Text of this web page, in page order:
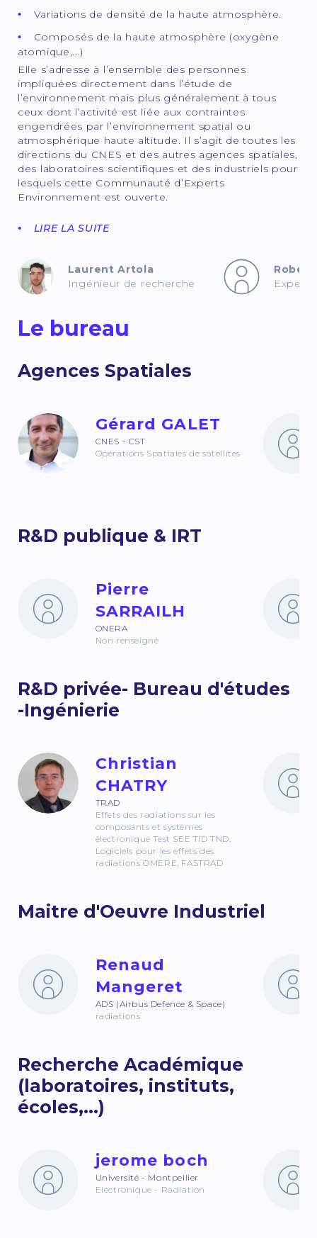
Variations de densité de la haute atmosphère.
Composés de la haute atmosphère (oxygène
atomique,...)
Elle s’adresse à l’ensemble des personnes
impliquées directement dans l’étude de
l’environnement mais plus généralement à tous
ceux dont l’activité est liée aux contraintes
engendrées par l’environnement spatial ou
atmosphérique haute altitude. Il s’agit de toutes les
directions du CNES et des autres agences spatiales,
des laboratoires scientifiques et des industriels pour
lesquels cette Communauté d’Experts
Environnement est ouverte.
LIRE LA SUITE
Laurent Artola
Ingénieur de recherche
Robert
Expert
Le bureau
Agences Spatiales
Gérard GALET
CNES - CST
Opérations Spatiales de satellites
R&D publique & IRT
Pierre
SARRAILH
ONERA
Non renseigné
R&D privée- Bureau d'études
-Ingénierie
Christian
CHATRY
TRAD
Effets des radiations sur les
composants et systèmes
électronique Test SEE TID TND,
Logiciels pour les effets des
radiations OMERE, FASTRAD
Maitre d'Oeuvre Industriel
Renaud
Mangeret
ADS (Airbus Defence & Space)
radiations
Recherche Académique
(laboratoires, instituts,
écoles,...)
jerome boch
Université - Montpellier
Electronique - Radiation